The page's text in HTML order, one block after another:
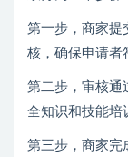
第一步，商家提
核，确保申请者
第二步，审核通
全知识和技能培
第三步，商家完